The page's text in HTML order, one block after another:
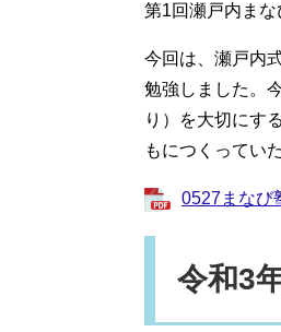
第1回瀬戸内まな
今回は、瀬戸内
勉強しました。
り）を大切にす
もにつくってい
0527まなび
令和3